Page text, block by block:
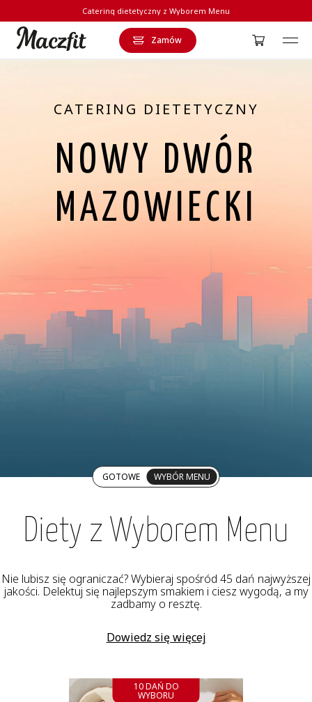
Catering dietetyczny z Wyborem Menu
Zamów
CATERING DIETETYCZNY
NOWY DWÓR
MAZOWIECKI
GOTOWE WYBÓR MENU
Diety z Wyborem Menu
Nie lubisz się ograniczać? Wybieraj spośród 45 dań najwyższej
jakości. Delektuj się najlepszym smakiem i ciesz wygodą, a my
zadbamy o resztę.
Dowiedz się więcej
10 DAŃ DO
WYBORU